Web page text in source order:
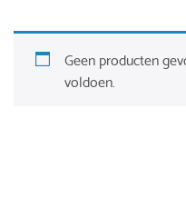
Geen producten
voldoen.